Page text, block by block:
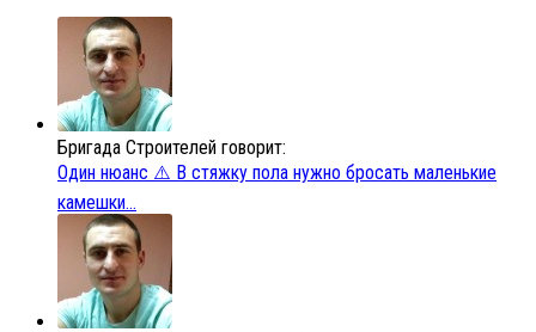
Бригада Строителей говорит:
Один нюанс ⚠️ В стяжку пола нужно бросать маленькие
камешки...